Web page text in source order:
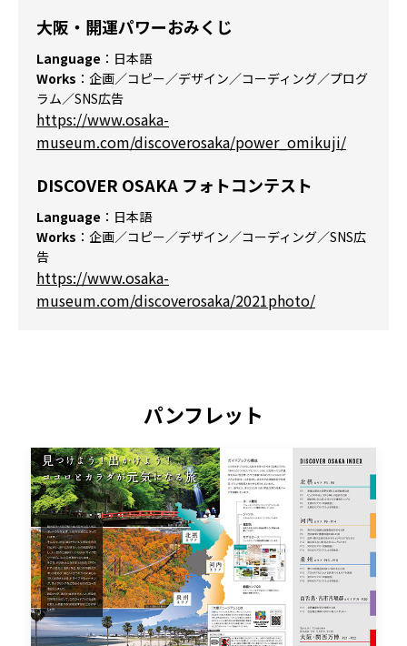
大阪・開運パワーおみくじ
Language ：日本語
Works ：企画／コピー／デザイン／コーディング／プログ
ラム／SNS広告
https://www.osaka-
museum.com/discoverosaka/power_omikuji/
DISCOVER OSAKA フォトコンテスト
Language ：日本語
Works ：企画／コピー／デザイン／コーディング／SNS広
告
https://www.osaka-
museum.com/discoverosaka/2021photo/
パンフレット